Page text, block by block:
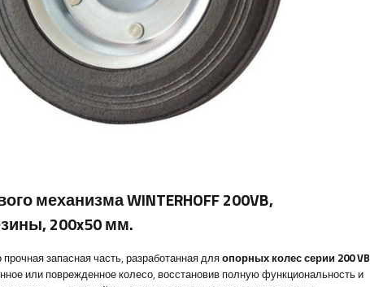
механизма WINTERHOFF 200VB,
200x50 мм.
запасная часть, разработанная дляопорных колес серии 200 VB
или поврежденное колесо, восстановив полную функциональность и